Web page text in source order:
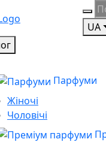
UA
Парфуми
Жіночі
Чоловічі